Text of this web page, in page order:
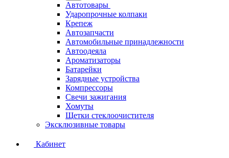
Автотовары
Ударопрочные колпаки
Крепеж
Автозапчасти
Автомобильные принадлежности
Автоодеяла
Ароматизаторы
Батарейки
Зарядные устройства
Компрессоры
Свечи зажигания
Хомуты
Щетки стеклоочистителя
Эксклюзивные товары
Кабинет